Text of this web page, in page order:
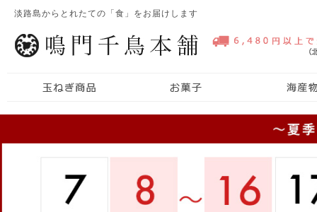
淡路島からとれたての「食」をお届けします